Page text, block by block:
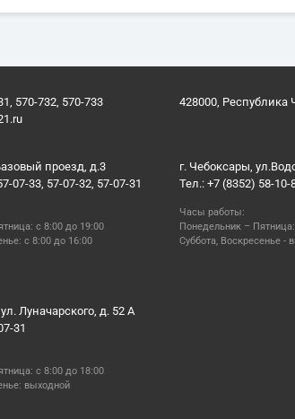
570-732, 570-733
428000, Республика
проезд, д.3
07-33, 57-07-32, 57-07-31
с 8:00 до 19:00
с 8:00 до 16:00
г. Чебоксары,
Тел.: +7 (8352) 58-10-
Часы работы:
Понедельник –
Суббота, Воскресенье -
Луначарского, д. 52 А
31
с 8:00 до 18:00
выходной